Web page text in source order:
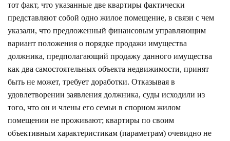
тот факт, что указанные две квартиры фактически
представляют собой одно жилое помещение, в связи с чем
указали, что предложенный финансовым управляющим
вариант положения о порядке продажи имущества
должника, предполагающий продажу данного имущества
как два самостоятельных объекта недвижимости, принят
быть не может, требует доработки. Отказывая в
удовлетворении заявления должника, суды исходили из
того, что он и члены его семьи в спорном жилом
помещении не проживают; квартиры по своим
объективным характеристикам (параметрам) очевидно не